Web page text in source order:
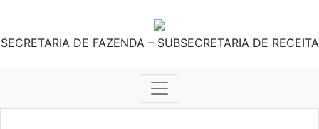
SECRETARIA DE FAZENDA – SUBSECRETARIA DE RECEITA